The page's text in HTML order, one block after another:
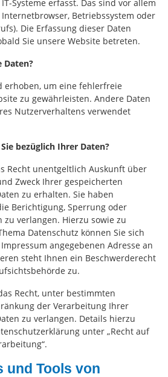
Systeme erfasst. Das sind vor allem
Betriebssystem oder
Die Erfassung dieser Daten
Sie unsere Website betreten.
Daten?
erhoben, um eine fehlerfreie
zu gewährleisten. Andere Daten
Nutzerverhaltens verwendet
bezüglich Ihrer Daten?
Recht unentgeltlich Auskunft über
Zweck Ihrer gespeicherten
zu erhalten. Sie haben
Berichtigung, Sperrung oder
zu verlangen. Hierzu sowie zu
Datenschutz können Sie sich
angegebenen Adresse an
steht Ihnen ein Beschwerderecht
zu.
Recht, unter bestimmten
der Verarbeitung Ihrer
zu verlangen. Details hierzu
unter „Recht auf
und Tools von